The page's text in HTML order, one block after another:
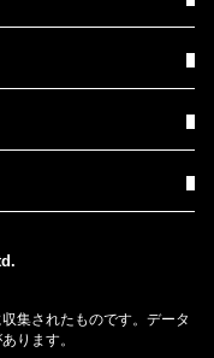
集されたものです。データ
ります。